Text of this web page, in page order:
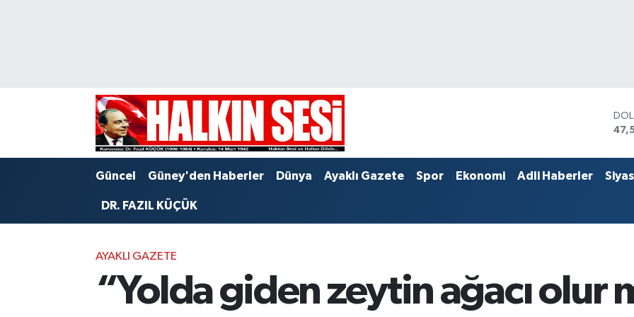
Güncel Güney'den Haberler Dünya Ayaklı Gazete Spor Ekonomi Adli Haberler
DR. FAZIL KÜÇÜK
AYAKLI GAZETE
“Yolda giden zeytin ağacı olur
Trafik Durumu
Puan Durumu ve Fikstür